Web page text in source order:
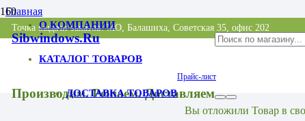
Точка выдачи заказов: МО, Балашиха, Советская 35, офис 202
Sibwindows.ru
Производим. Решаем. Доставляем
О КОМПАНИИ
КАТАЛОГ ТОВАРОВ
ДОСТАВКА ТОВАРОВ
Прайс-лист
Вы отложилиТовар в
Главная
Страница магазина
Огнезащита металлоконструкций
Огнезащита